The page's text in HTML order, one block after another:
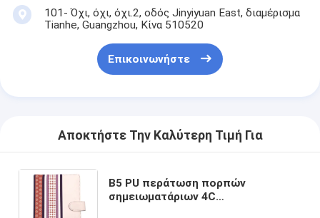
101- Όχι, όχι, όχι.2, οδός Jinyiyuan East, διαμέρισμα
Tianhe, Guangzhou, Κίνα 510520
Επικοινωνήστε
Αποκτήστε Την Καλύτερη Τιμή Για
B5 PU περάτωση πορπών
σημειωματάριων 4C